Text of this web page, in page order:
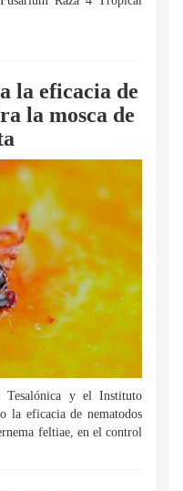
la eficacia de
la mosca de
Tesalónica y el Instituto
la eficacia de nematodos
feltiae, en el control